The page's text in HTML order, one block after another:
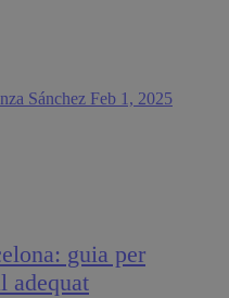
Sánchez Feb 1, 2025
guia per
adequat